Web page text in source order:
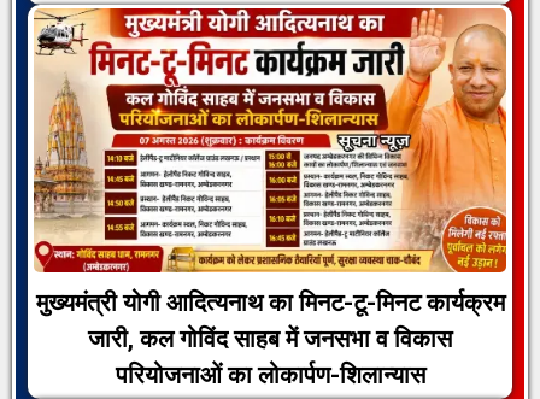
मुख्यमंत्री योगी आदित्यनाथ का मिनट-टू-मिनट कार्यक्रम
जारी, कल गोविंद साहब में जनसभा व विकास
परियोजनाओं का लोकार्पण-शिलान्यास